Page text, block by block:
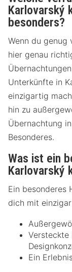
Karlovarský
besonders?
Wenn du genug
hier genau
Unterkünfte in
einzigartig
hin zu
Übernachtung
Besonderes.
Was ist ein
Karlovarský
Ein besonderes
dich mit
Versteckte
Ein